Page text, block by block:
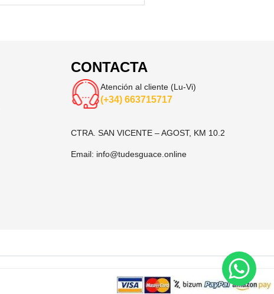
CONTACTA
Atención al cliente (Lu-Vi)
(+34) 663715717
CTRA. SAN VICENTE – AGOST, KM 10.2
Email: info@tudesguace.online